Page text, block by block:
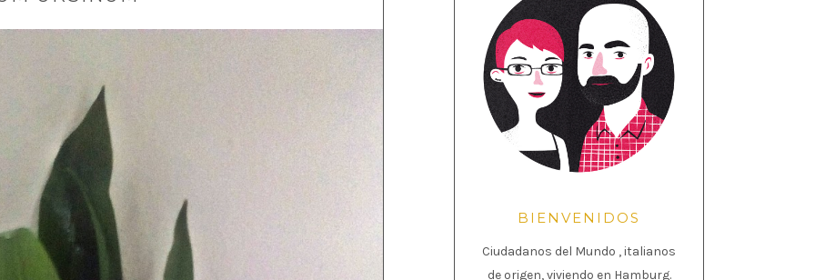
BIENVENIDOS
Ciudadanos del Mundo , italianos
de origen, viviendo en Hamburg.